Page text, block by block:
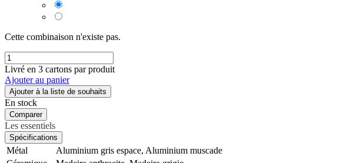
Cette combinaison n'existe pas.
Livré en 3 cartons par produit
Ajouter au panier
Ajouter à la liste de souhaits
En stock
Comparer
Les essentiels
Spécifications
Métal Aluminium gris espace, Aluminium muscade